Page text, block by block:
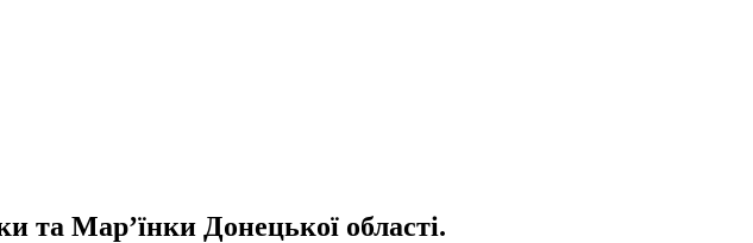
та Мар’їнки Донецької області.